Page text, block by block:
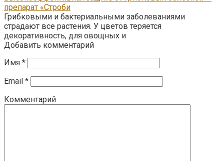
препарат «Строби
Грибковыми и бактериальными заболеваниями
страдают все растения. У цветов теряется
декоративность, для овощных и
Добавить комментарий
Имя *
Email *
Комментарий